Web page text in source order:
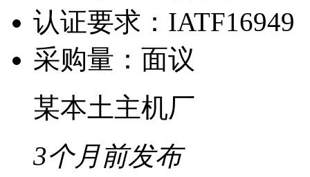
认证要求： IATF16949
采购量： 面议
某本土主机厂
3个月前发布